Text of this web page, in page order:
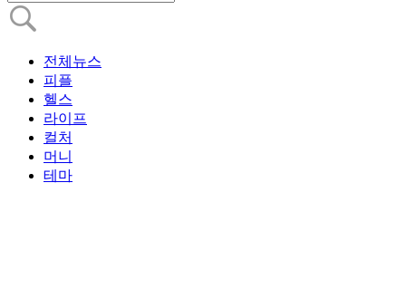
전체뉴스
피플
헬스
라이프
컬처
머니
테마